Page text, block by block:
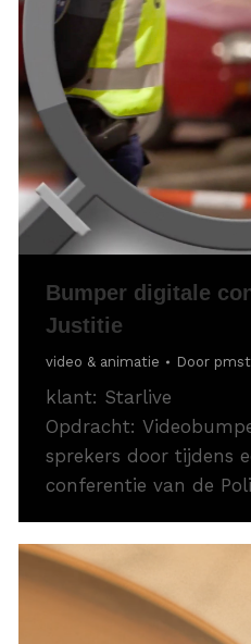
Bumper digitale
Justitie
video & animatie Door
klant: Starlive
Opdracht:
sprekers door tijdens
conferentie van de